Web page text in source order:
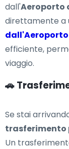
dall'Aeroporto
direttamente a
dall'Aeroporto
efficiente,
viaggio.
🚗
Se stai
trasferimento
Un